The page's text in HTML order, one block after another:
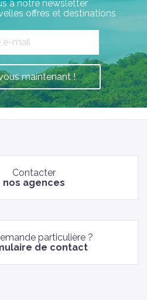
à notre newsletter
offres et destinations
`
maintenant !
Contacter
nos agences
particulière ?
de contact